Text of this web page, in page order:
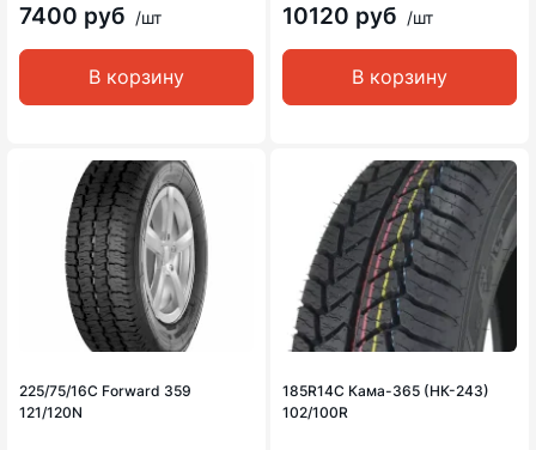
7400 руб /шт
В корзину
10120 руб /шт
В корзину
225/75/16C Forward 359
121/120N
185R14C Кама-365 (НК-243)
102/100R